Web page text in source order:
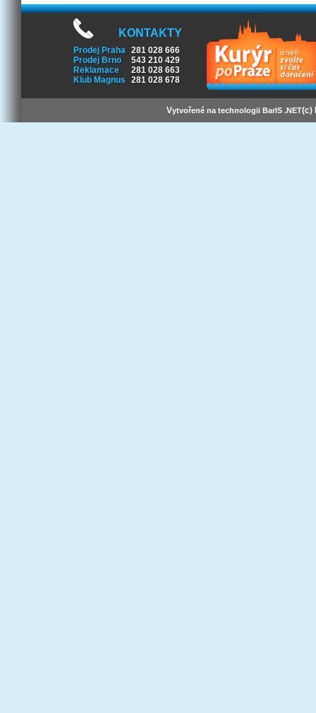
KONTAKTY
Prodej Praha 281 028 666
Prodej Brno
543 210 429
Reklamace
281 028 663
Klub Magnus
281 028 678
Vytvořené na technologii BarIS .NET(c)